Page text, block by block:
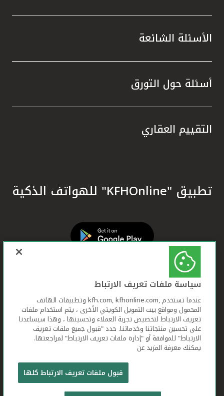
الأسئلة الشائعة
أسئلة حول التورق
التقييم العقاري
تطبيق "KFHOnline" للهواتف الذكية
بيت التمويل الكويتي جميع الحقوق محفوظة © 2026
شروط وأحكام استخدام الموقع الإلكتروني
سياسة ملفات تعريف الارتباط
عندما تستخدم ,kfh.com, kfhonline.com وتطبيقات الهاتف
المحمول ومواقع بيت التمويل الكويتي الأخرى ، يتم استخدام ملفات
تعريف الارتباط لتخصيص تجربة العملاء وتحسينها ، وهذا سيساعدنا
على تحسين منتجاتنا وخدماتنا. حدد "قبول جميع ملفات تعريف
الارتباط" للموافقة أو "إدارة ملفات تعريف الارتباط" لمراجعتها.
يمكنك معرفة المزيد عن
قبول ملفات تعريف الارتباط كلها